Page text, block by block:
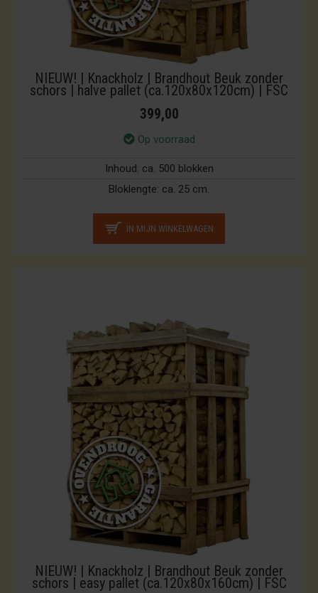
NIEUW! | Knackholz | Brandhout Beuk zonder
schors | halve pallet (ca.120x80x120cm) | FSC
399,00
Op voorraad
Inhoud: ca. 500 blokken
Bloklengte: ca. 25 cm.
IN MIJN WINKELWAGEN
NIEUW! | Knackholz | Brandhout Beuk zonder
schors | easy pallet (ca.120x80x160cm) | FSC